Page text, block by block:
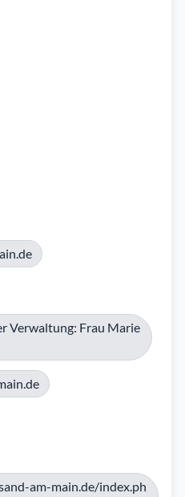
Verwaltung: Frau Marie
am-main.de/index.ph